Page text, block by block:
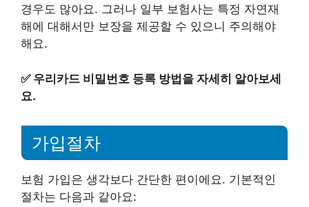
경우도 많아요. 그러나 일부 보험사는 특정 자연재
해에 대해서만 보장을 제공할 수 있으니 주의해야
해요.
✅ 우리카드 비밀번호 등록 방법을 자세히 알아보세
요.
가입절차
보험 가입은 생각보다 간단한 편이에요. 기본적인
절차는 다음과 같아요: